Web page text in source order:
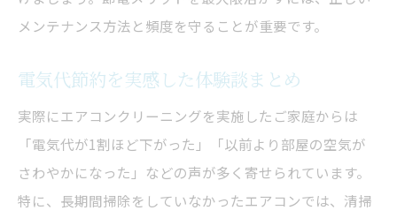
メンテナンス方法と頻度を守ることが重要です。
電気代節約を実感した体験談まとめ
実際にエアコンクリーニングを実施したご家庭からは
「電気代が1割ほど下がった」「以前より部屋の空気が
さわやかになった」などの声が多く寄せられています。
特に、長期間掃除をしていなかったエアコンでは、清掃